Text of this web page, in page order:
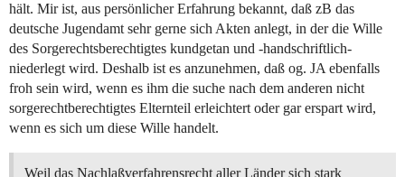
hält. Mir ist, aus persönlicher Erfahrung bekannt, daß zB das
deutsche Jugendamt sehr gerne sich Akten anlegt, in der die Wille
des Sorgerechtsberechtigtes kundgetan und -handschriftlich-
niederlegt wird. Deshalb ist es anzunehmen, daß og. JA ebenfalls
froh sein wird, wenn es ihm die suche nach dem anderen nicht
sorgerechtberechtigtes Elternteil erleichtert oder gar erspart wird,
wenn es sich um diese Wille handelt.
Weil das Nachlaßverfahrensrecht aller Länder sich stark